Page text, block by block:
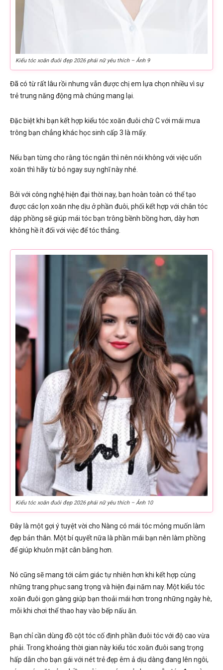
Kiểu tóc xoăn đuôi đẹp 2026 phái nữ yêu thích – Ảnh 9
Đã có từ rất lâu rồi nhưng vẫn được chị em lựa chọn nhiều vì sự
trẻ trung năng động mà chúng mang lại.
Đặc biệt khi bạn kết hợp kiểu tóc xoăn đuôi chữ C với mái mưa
trông bạn chẳng khác học sinh cấp 3 là mấy.
Nếu bạn từng cho rằng tóc ngắn thì nên nói không với việc uốn
xoăn thì hãy từ bỏ ngay suy nghĩ này nhé.
Bởi với công nghệ hiện đại thời nay, bạn hoàn toàn có thể tạo
được các lọn xoăn nhẹ dịu ở phần đuôi, phối kết hợp với chân tóc
dập phồng sẽ giúp mái tóc bạn trông bềnh bồng hơn, dày hơn
không hề ít đối với việc để tóc thẳng.
Kiểu tóc xoăn đuôi đẹp 2026 phái nữ yêu thích – Ảnh 10
Đây là một gợi ý tuyệt vời cho Nàng có mái tóc mỏng muốn làm
đẹp bản thân. Một bí quyết nữa là phần mái bạn nên làm phồng
để giúp khuôn mặt cân bằng hơn.
Nó cũng sẽ mang tới cảm giác tự nhiên hơn khi kết hợp cùng
những trang phục sang trọng và hiện đại năm nay. Một kiểu tóc
xoăn đuôi gọn gàng giúp bạn thoải mái hơn trong những ngày hè,
mỗi khi chơi thể thao hay vào bếp nấu ăn.
Bạn chỉ cần dùng đồ cột tóc cố định phần đuôi tóc với độ cao vừa
phải. Trong khoảng thời gian này kiểu tóc xoăn đuôi sang trọng
hấp dẫn cho bạn gái với nét trẻ đẹp êm ả dịu dàng đang lên ngôi,